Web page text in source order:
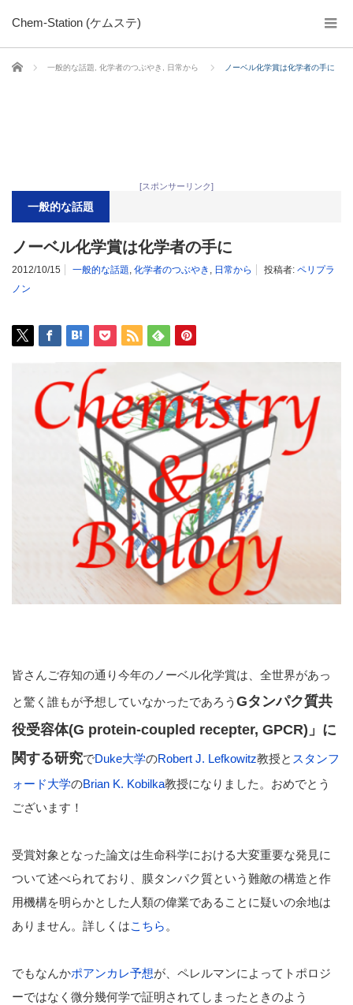
Chem-Station (ケムステ)
ホーム 一般的な話題 化学者のつぶやき 日常から ノーベル化学賞は化学者の手に
[スポンサーリンク]
一般的な話題
ノーベル化学賞は化学者の手に
2012/10/15 一般的な話題, 化学者のつぶやき , 日常から 投稿者: ペリプラ
ノン
皆さんご存知の通り今年のノーベル化学賞は、全世界があっ
と驚く誰もが予想していなかったであろう Gタンパク質共
役受容体(G protein-coupled recepter, GPCR)」に
関する研究でDuke大学のRobert J. Lefkowitz教授と スタンフ
ォード大学のBrian K. Kobilka教授になりました。おめでとう
ございます！
受賞対象となった論文は生命科学における大変重要な発見に
ついて述べられており、膜タンパク質という難敵の構造と作
用機構を明らかとした人類の偉業であることに疑いの余地は
ありません。詳しくはこちら 。
でもなんかポアンカレ予想が、ペレルマンによってトポロジ
ーではなく微分幾何学で証明されてしまったときのよう